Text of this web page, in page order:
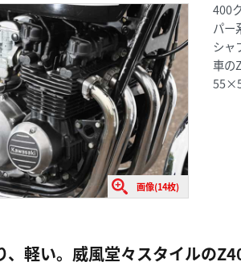
画像(14枚)
400
パー
シャ
車の
、軽い。威風堂々スタイルの